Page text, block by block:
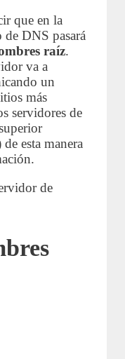
que en la
DNS pasará
raíz.
va a
un
más
servidores de
esta manera